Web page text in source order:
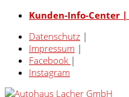
Kunden-Info-Center |
Datenschutz |
Impressum |
Facebook |
Instagram